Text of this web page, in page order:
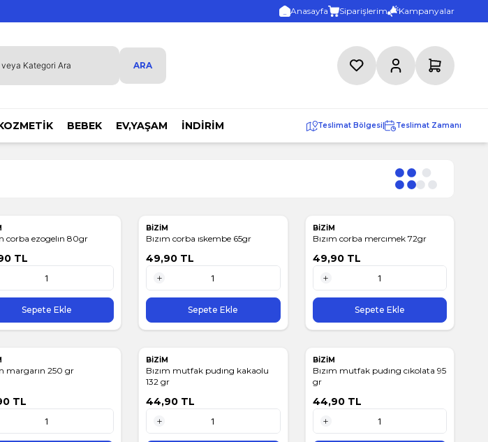
Anasayfa Siparişlerim Kampanyalar
ARA FavorilerimHesabım Sepetim
BEBEK EV,YAŞAM İNDİRİM Teslimat Bölgesi| Teslimat Zamanı
corba ezogelın 80gr
TL
Sepete Ekle
BİZİM
Bızım corba ıskembe 65gr
49,90 TL
1 Adet
Sepete Ekle
BİZİM
Bızım corba mercımek 72gr
49,90TL
1 Adet
Sepete Ekle
margarın 250 gr
TL
BİZİM
Bızım mutfak pudıng kakaolu
132 gr
44,90 TL
1 Adet
BİZİM
Bızım mutfak pudıng cıkolata 95
gr
44,90TL
1 Adet